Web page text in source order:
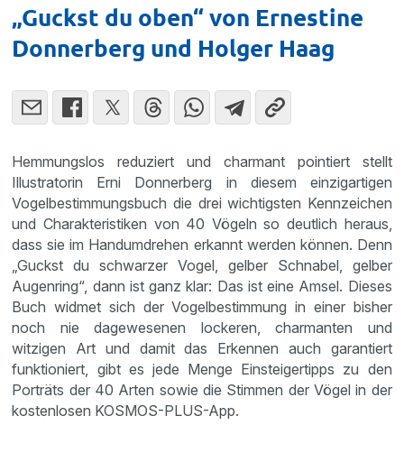
„Guckst du oben“ von Ernestine
Donnerberg und Holger Haag
Hemmungslos reduziert und charmant pointiert stellt
Illustratorin Erni Donnerberg in diesem einzigartigen
Vogelbestimmungsbuch die drei wichtigsten Kennzeichen
und Charakteristiken von 40 Vögeln so deutlich heraus,
dass sie im Handumdrehen erkannt werden können. Denn
„Guckst du schwarzer Vogel, gelber Schnabel, gelber
Augenring“, dann ist ganz klar: Das ist eine Amsel. Dieses
Buch widmet sich der Vogelbestimmung in einer bisher
noch nie dagewesenen lockeren, charmanten und
witzigen Art und damit das Erkennen auch garantiert
funktioniert, gibt es jede Menge Einsteigertipps zu den
Porträts der 40 Arten sowie die Stimmen der Vögel in der
kostenlosen KOSMOS-PLUS-App.